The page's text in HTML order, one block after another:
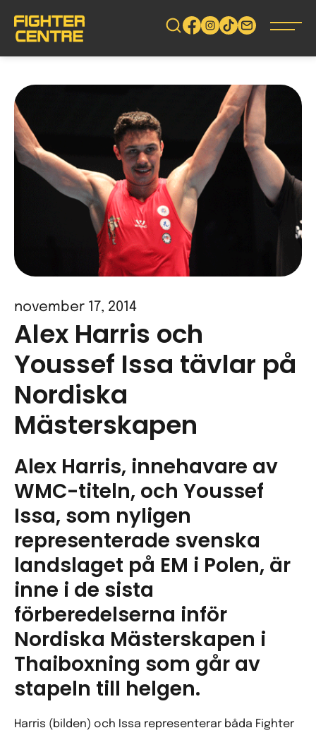
vidare
november 17, 2014
Alex Harris och
Youssef Issa tävlar på
Nordiska
Mästerskapen
Alex Harris, innehavare av
WMC-titeln, och Youssef
Issa, som nyligen
representerade svenska
landslaget på EM i Polen, är
inne i de sista
förberedelserna inför
Nordiska Mästerskapen i
Thaiboxning som går av
stapeln till helgen.
Harris (bilden) och Issa representerar båda Fighter